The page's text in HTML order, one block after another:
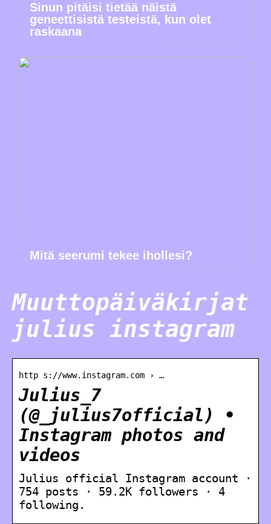
Sinun pitäisi tietää näistä
geneettisistä testeistä, kun olet
raskaana
Mitä seerumi tekee ihollesi?
Muuttopäiväkirjat
julius instagram
http s://www.instagram.com › …
Julius_7
(@_julius7official) •
Instagram photos and
videos
Julius official Instagram account ·
754 posts · 59.2K followers · 4
following.